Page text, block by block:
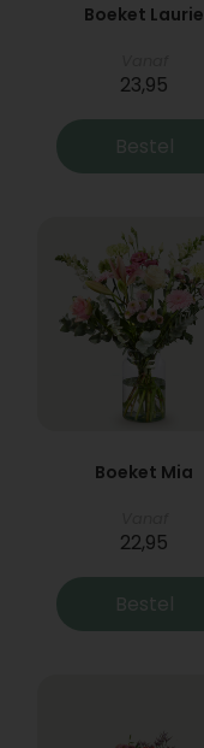
Boeket Laurie
23,95
Bestel
Boeket Mia
22,95
Bestel